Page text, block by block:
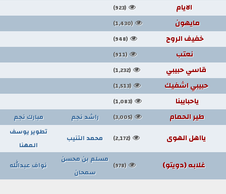
الايام (923)
مايهون (1,430)
خفيف الروح (948)
نعتب (911)
قاسي حبيبي (1,232)
حبيبي اشفيك (1,513)
ياحبايبنا (1,083)
طير الحمام (3,005) راشد نجم مبارك نجم
يااهل الهوى (2,172) محمد التنيب
تطوير يوسف
المهنا
غلابه (دويتو) (978)
مسلم بن محسن
سمحان
نواف عبدالله